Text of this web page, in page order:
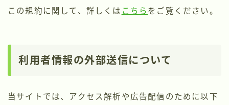
この規約に関して、詳しくは こちら をご覧ください。
利用者情報の外部送信について
当サイトでは、アクセス解析や広告配信のために以下